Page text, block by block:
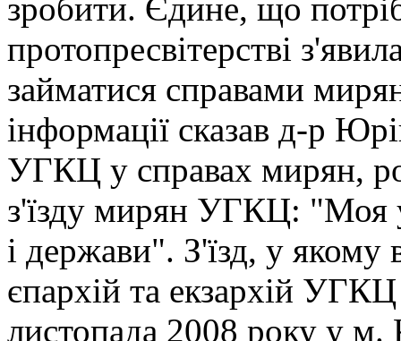
зробити. Єдине, що
протопресвітерстві
займатися справами
інформації сказав д-р
УГКЦ у справах мирян,
з'їзду мирян УГКЦ: "Моя
і держави". З'їзд, у якому
єпархій та екзархій
листопада 2008 року у м.